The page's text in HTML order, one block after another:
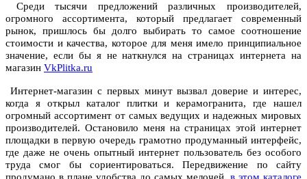
Среди тысячи предложений различных производителей,
огромного ассортимента, который предлагает современный
рынок, пришлось бы долго выбирать то самое соотношение
стоимости и качества, которое для меня имело принципиальное
значение, если бы я не наткнулся на страницах интернета на
магазин VkPlitka.ru
Интернет-магазин с первых минут вызвал доверие и интерес,
когда я открыл каталог плитки и керамогранита, где нашел
огромный ассортимент от самых ведущих и надежных мировых
производителей. Остановило меня на страницах этой интернет
площадки в первую очередь грамотно продуманный интерфейс,
где даже не очень опытный интернет пользователь без особого
труда смог бы сориентироваться. Передвижение по сайту